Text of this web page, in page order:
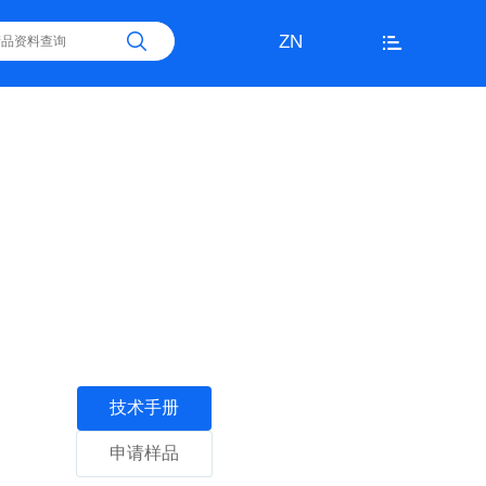
ZN
技术手册
申请样品